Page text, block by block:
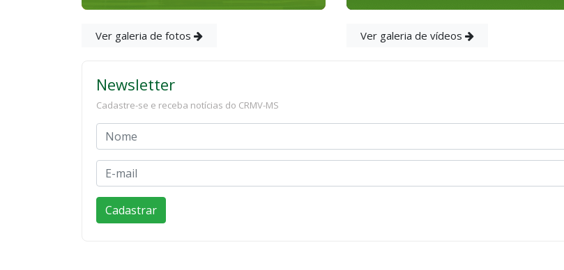
Ver galeria de fotos Ver galeria de vídeos
Newsletter
Cadastre-se e receba notícias do CRMV-MS